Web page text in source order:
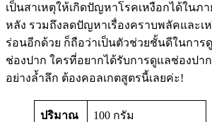
เป็นสาเหตุให้เกิดปัญหาโรคเหงือกได้ในภา
หลัง รวมถึงลดปัญหาเรื่องคราบพลัคและเ
ร่อนอีกด้วย ก็ถือว่าเป็นตัวช่วยชั้นดีในการ
ช่องปาก ใครที่อยากได้รับการดูแลช่องปาก
อย่างล้ำลึก ต้องคอลเกตสูตรนี้เลยค่ะ!
ปริมาณ 100 กรัม